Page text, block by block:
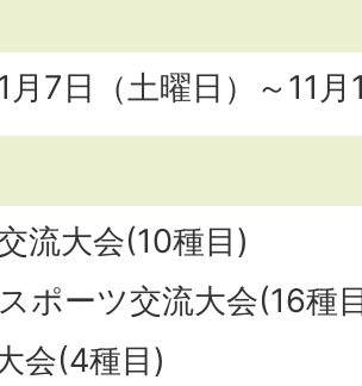
月7日（土曜日）～11
流大会(10種目)
ポーツ交流大会(16種
会(4種目)